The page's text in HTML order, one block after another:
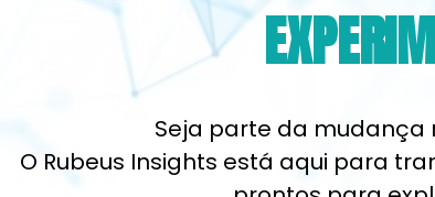
Seja parte da mudança
O Rubeus Insights está aqui para